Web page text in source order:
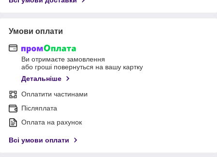
Умови оплати
Ви отримаєте замовлення
або гроші повернуться на вашу картку
Детальніше
Оплатити частинами
Післяплата
Оплата на рахунок
Всі умови оплати